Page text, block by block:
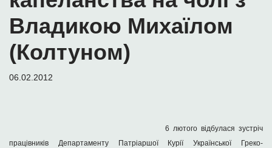
Владикою Михаїлом
(Колтуном)
06.02.2012
6 лютого відбулася зустріч
працівників Департаменту Патріаршої Курії Української Греко-